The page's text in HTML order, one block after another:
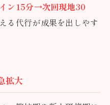
イン15分→次回現地30
る代行が成果を出しやす
拡大